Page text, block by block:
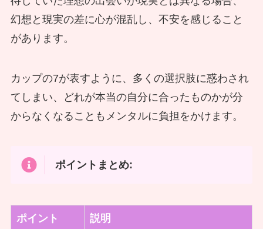
幻想と現実の差に心が混乱し、不安を感じること
があります。
カップの7が表すように、多くの選択肢に惑わされ
てしまい、どれが本当の自分に合ったものかが分
からなくなることもメンタルに負担をかけます。
ポイントまとめ:
ポイント 説明